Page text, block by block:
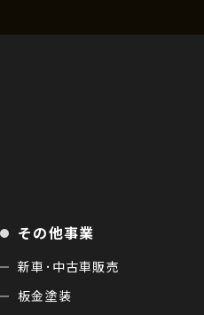
その他事業
新車･中古車販売
板金塗装